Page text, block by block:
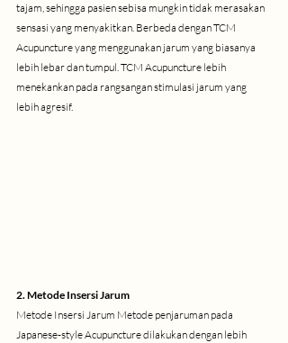
tajam, sehingga pasien sebisa mungkin tidak merasakan
sensasi yang menyakitkan. Berbeda dengan TCM
Acupuncture yang menggunakan jarum yang biasanya
lebih lebar dan tumpul. TCM Acupuncture lebih
menekankan pada rangsangan stimulasi jarum yang
lebih agresif.
2. Metode Insersi Jarum
Metode Insersi Jarum Metode penjaruman pada
Japanese-style Acupuncture dilakukan dengan lebih